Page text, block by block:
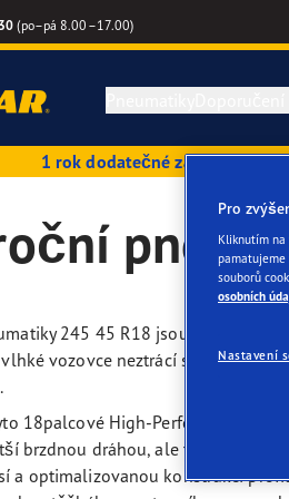
(po–pá 8.00–17.00)
vozidla
SUV
1 rok dodatečné záruky
245 45 R18 jsou
vozovce neztrácí stabilitu.
18palcové High-Performance
brzdnou dráhou, ale také
a optimalizovanou konstrukcí
Pro
Kliknutím na
pamatujeme
souborů
osobních
Nastavení